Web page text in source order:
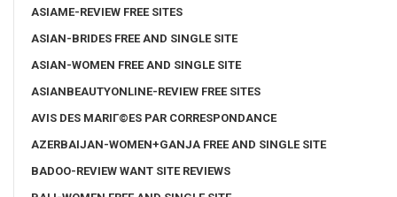
ASIAME-REVIEW FREE SITES
ASIAN-BRIDES FREE AND SINGLE SITE
ASIAN-WOMEN FREE AND SINGLE SITE
ASIANBEAUTYONLINE-REVIEW FREE SITES
AVIS DES MARIГ©ES PAR CORRESPONDANCE
AZERBAIJAN-WOMEN+GANJA FREE AND SINGLE SITE
BADOO-REVIEW WANT SITE REVIEWS